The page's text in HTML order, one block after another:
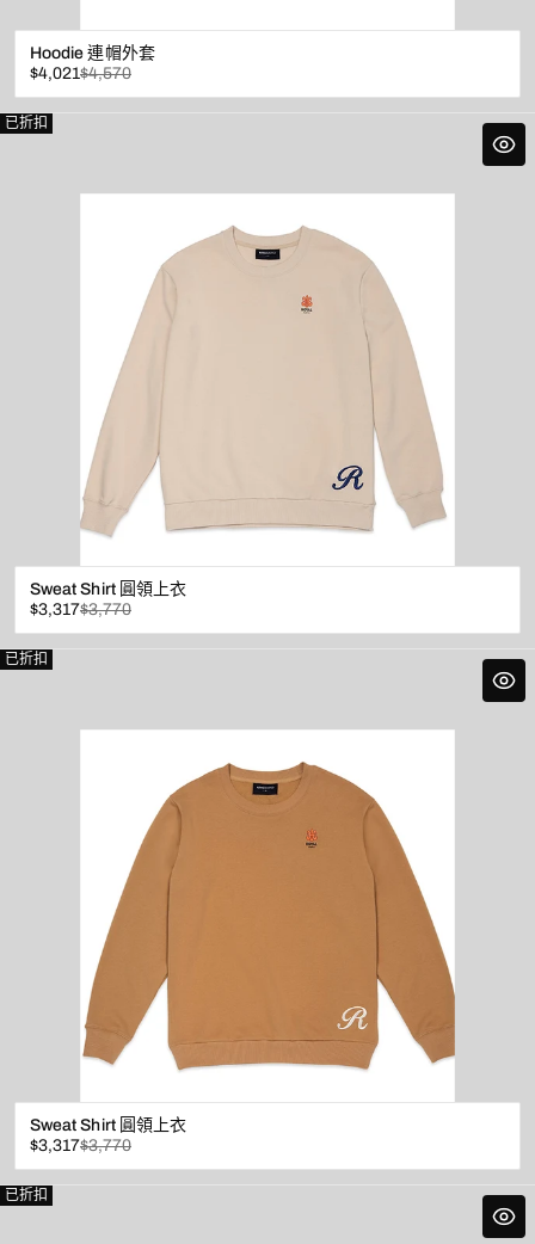
Hoodie 連帽外套
已
折
扣
$4,021
原
價
$4,570
已折扣
Sweat Shirt 圓領上衣
已
折
扣
$3,317
原
價
$3,770
已折扣
Sweat Shirt 圓領上衣
已
折
扣
$3,317
原
價
$3,770
已折扣